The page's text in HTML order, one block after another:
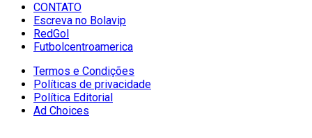
CONTATO
Escreva no Bolavip
RedGol
Futbolcentroamerica
Termos e Condições
Políticas de privacidade
Política Editorial
Ad Choices